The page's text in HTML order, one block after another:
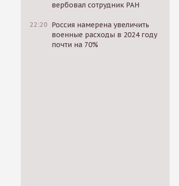
вербовал сотрудник РАН
22:20 Россия намерена увеличить
военные расходы в 2024 году
почти на 70%